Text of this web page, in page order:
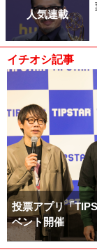
人気連載
イチオシ記事
投票アプリ「
ベント開催